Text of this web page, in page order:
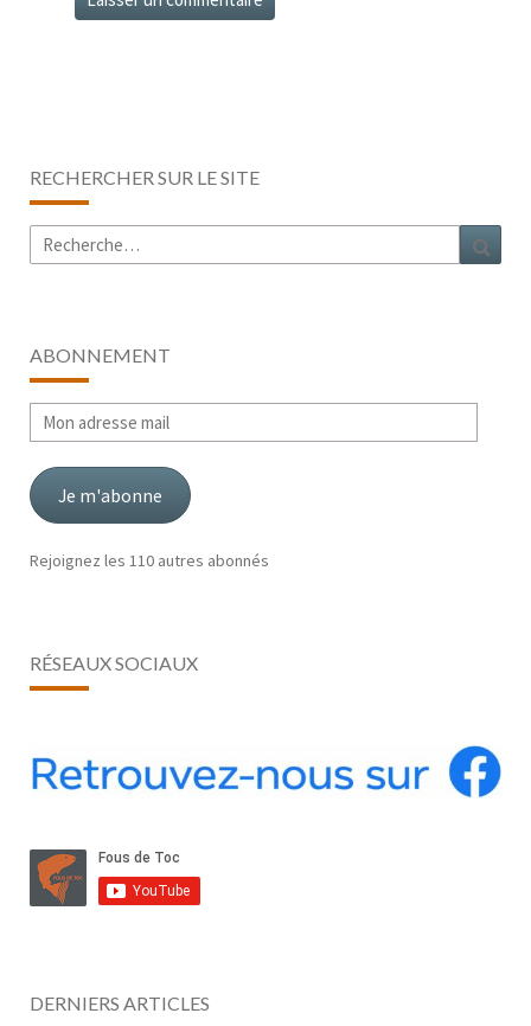
RECHERCHER SUR LE SITE
Rechercher :
ABONNEMENT
Mon
adresse
mail
Je m'abonne
Rejoignez les 110 autres abonnés
RÉSEAUX SOCIAUX
DERNIERS ARTICLES